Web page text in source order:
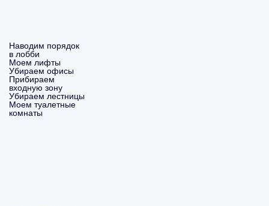
Наводим порядок
в лобби
Моем лифты
Убираем офисы
Прибираем
входную зону
Убираем лестницы
Моем туалетные
комнаты